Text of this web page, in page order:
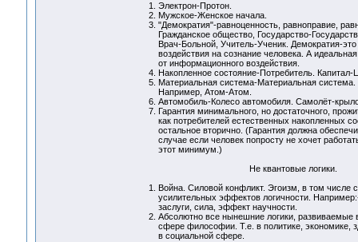
1. Электрон-Протон.
2. Мужское-Женское начала.
3. "Демократия"-равноценность, равноправие,
Гражданское общество, Государство-
Врач-Больной, Учитель-Ученик. Демократия-
воздействия на сознание человека. А
от информационного воздействия.
4. Накопленное состояние-Потребитель. Капитал-
5. Материальная система-Материальная система.
Например, Атом-Атом.
6. Автомобиль-Колесо автомобиля. Самолёт-
7. Гарантия минимального, но достаточного,
как потребителей естественных накопленных
остальное вторично. (Гарантия должна
случае если человек попросту не хочет
этот минимум.)
Не квантовые логики.
1. Война. Силовой конфликт. Эгоизм, в том числе
усилительных эффектов логичности. Например:-
заслуги, сила, эффект научности.
2. Абсолютно все нынешние логики, развиваемые
сфере философии. Т.е. в политике, экономике,
в социальной сфере.